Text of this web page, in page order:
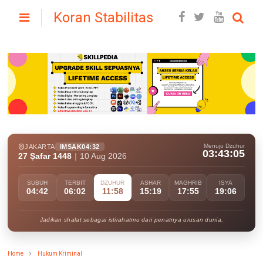
Koran Stabilitas
JAKARTA IMSAK04:32
27 Ṣafar 1448 10 Aug 2026
Menuju Dzuhur
03:43:04
SUBUH
04:42
TERBIT
06:02
DZUHUR
11:58
ASHAR
15:19
MAGHRIB
17:55
ISYA
19:06
Jadikan shalat sebagai istirahatmu dari penatnya urusan dunia.
Home Hukum Kriminal